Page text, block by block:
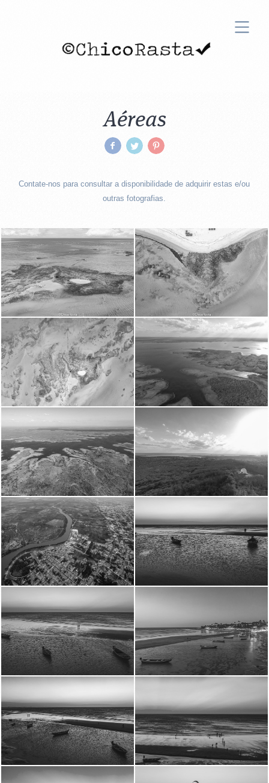
Aéreas
Contate-nos para consultar a disponibilidade de adquirir estas e/ou
outras fotografias.